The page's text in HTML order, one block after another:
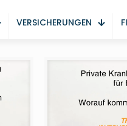
VERSICHERUNGEN